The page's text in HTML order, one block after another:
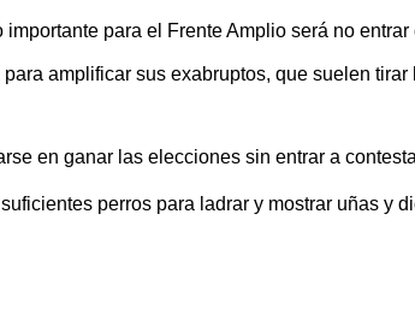
importante para el Frente Amplio será no
amplificar sus exabruptos, que suelen
en ganar las elecciones sin entrar a
perros para ladrar y mostrar uñas y